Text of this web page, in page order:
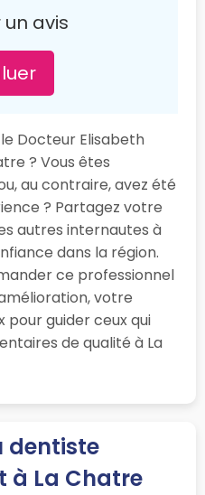
un avis
Docteur Elisabeth
? Vous êtes
au contraire, avez été
? Partagez votre
autres internautes à
dans la région.
ce professionnel
votre
guider ceux qui
de qualité à La
dentiste
à La Chatre